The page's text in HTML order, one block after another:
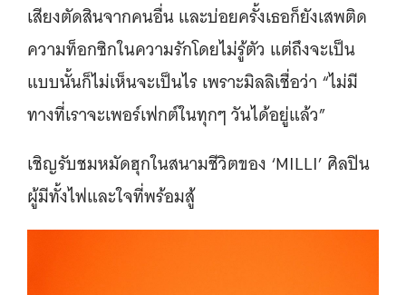
เสียงตัดสินจากคนอื่น และบ่อยครั้งเธอก็ยังเสพติด
ความท็อกซิกในความรักโดยไม่รู้ตัว แต่ถึงจะเป็น
แบบนั้นก็ไม่เห็นจะเป็นไร เพราะมิลลิเชื่อว่า “ไม่มี
ทางที่เราจะเพอร์เฟกต์ในทุกๆ วันได้อยู่แล้ว”
เชิญรับชมหมัดฮุกในสนามชีวิตของ ‘MILLI’ ศิลปิน
ผู้มีทั้งไฟและใจที่พร้อมสู้